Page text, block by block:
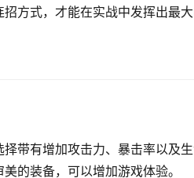
方式，才能在实战中发挥出最大
带有增加攻击力、暴击率以及
的装备，可以增加游戏体验。